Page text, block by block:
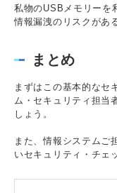
私物のUSBメモリーを
情報漏洩のリスクがあ
まとめ
まずはこの基本的なセ
ム・セキュリティ担当
しょう。
また、情報システムご
いセキュリティ・チェ